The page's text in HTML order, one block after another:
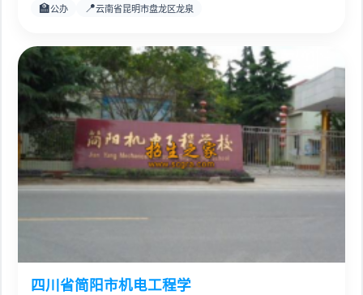
🏫公办 📍云南省昆明市盘龙区龙泉
四川省简阳市机电工程学